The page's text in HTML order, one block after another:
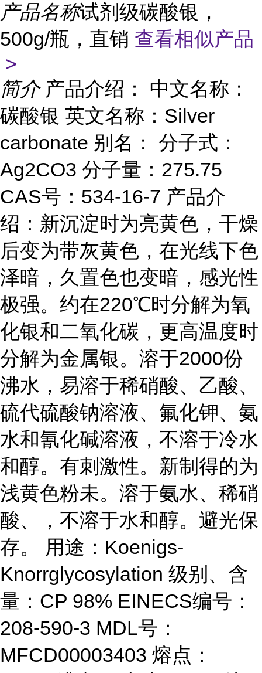
产品名称试剂级碳酸银，
500g/瓶，直销 查看相似产品
>
简介 产品介绍： 中文名称：
碳酸银 英文名称：Silver
carbonate 别名： 分子式：
Ag2CO3 分子量：275.75
CAS号：534-16-7 产品介
绍：新沉淀时为亮黄色，干燥
后变为带灰黄色，在光线下色
泽暗，久置色也变暗，感光性
极强。约在220℃时分解为氧
化银和二氧化碳，更高温度时
分解为金属银。溶于2000份
沸水，易溶于稀硝酸、乙酸、
硫代硫酸钠溶液、氟化钾、氨
水和氰化碱溶液，不溶于冷水
和醇。有刺激性。新制得的为
浅黄色粉未。溶于氨水、稀硝
酸、，不溶于水和醇。避光保
存。 用途：Koenigs-
Knorrglycosylation 级别、含
量：CP 98% EINECS编号：
208-590-3 MDL号：
MFCD00003403 熔点：